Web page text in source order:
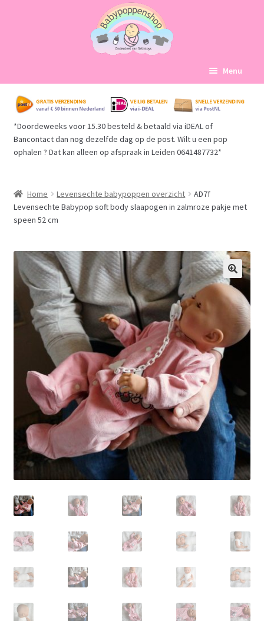
naar
navigatie
de
inhoud
Menu
Home
Babypoppen Afdelingen
Mijn account
Winkelmand
Afrekenen
*Doordeweeks voor 15.30 besteld & betaald via iDEAL of
Bancontact dan nog dezelfde dag op de post. Wilt u een pop
ophalen ? Dat kan alleen op afspraak in Leiden 0641487732*
Home Levensechte babypoppen overzicht
AD7f
Levensechte Babypop soft body slaapogen in zalmroze pakje met
speen 52 cm